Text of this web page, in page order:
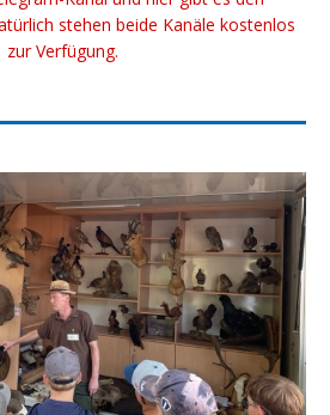
stehen beide Kanäle kostenlos
zur Verfügung.